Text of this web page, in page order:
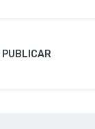
PUBLICAR